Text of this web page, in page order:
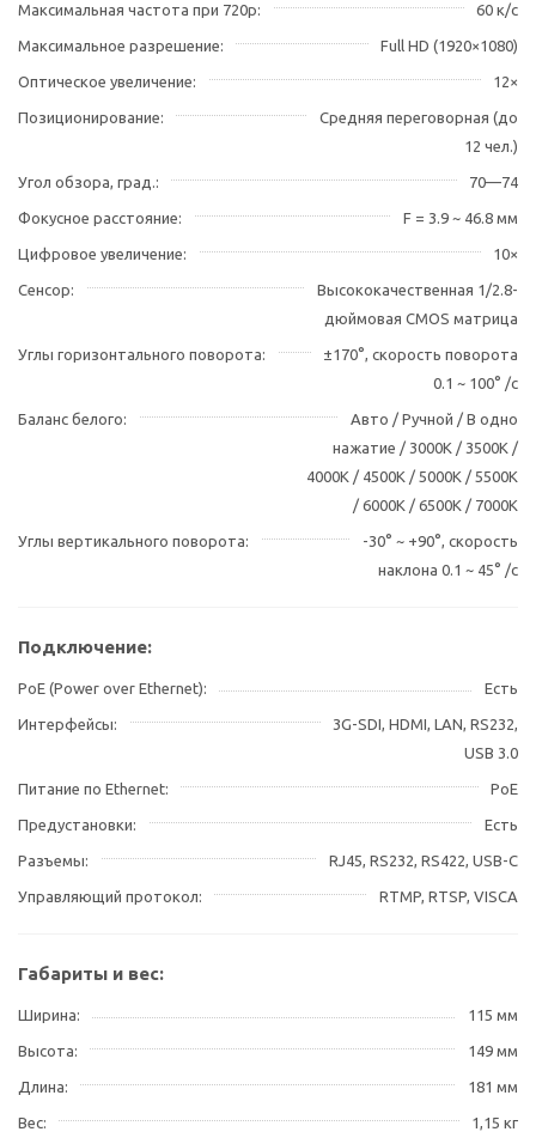
Максимальная частота при 720p 60 к/с
Максимальное разрешение Full HD (1920×1080)
Оптическое увеличение 12×
Позиционирование
Средняя переговорная (до
12 чел.)
Угол обзора, град. 70—74
Фокусное расстояние F = 3.9 ~ 46.8 мм
Цифровое увеличение 10×
Сенсор
Высококачественная 1/2.8-
дюймовая CMOS матрица
Углы горизонтального поворота
±170°, скорость поворота
0.1 ~ 100° /с
Баланс белого
Авто / Ручной / В одно
нажатие / 3000K / 3500K /
4000K / 4500K / 5000K / 5500K
/ 6000K / 6500K / 7000K
Углы вертикального поворота
-30° ~ +90°, скорость
наклона 0.1 ~ 45° /с
Подключение:
PoE (Power over Ethernet) Есть
Интерфейсы
3G-SDI, HDMI, LAN, RS232,
USB 3.0
Питание по Ethernet PoE
Предустановки Есть
Разъемы RJ45, RS232, RS422, USB-C
Управляющий протокол RTMP, RTSP, VISCA
Габариты и вес:
Ширина 115 мм
Высота 149 мм
Длина 181 мм
Вес 1,15 кг